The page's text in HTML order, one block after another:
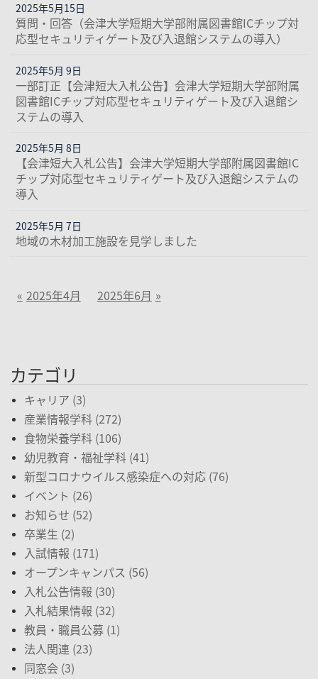
2025年5月15日
質問・回答（会津大学短期大学部附属図書館ICチップ対
応型セキュリティゲート及び入退館システムの導入）
2025年5月 9日
一部訂正【会津短大入札公告】会津大学短期大学部附属
図書館ICチップ対応型セキュリティゲート及び入退館シ
ステムの導入
2025年5月 8日
【会津短大入札公告】会津大学短期大学部附属図書館IC
チップ対応型セキュリティゲート及び入退館システムの
導入
2025年5月 7日
地域の木材加工施設を見学しました
2025年4月 2025年6月
カテゴリ
キャリア (3)
産業情報学科 (272)
食物栄養学科 (106)
幼児教育・福祉学科 (41)
新型コロナウイルス感染症への対応 (76)
イベント (26)
お知らせ (52)
卒業生 (2)
入試情報 (171)
オープンキャンパス (56)
入札公告情報 (30)
入札結果情報 (32)
教員・職員公募 (1)
法人関連 (23)
同窓会 (3)